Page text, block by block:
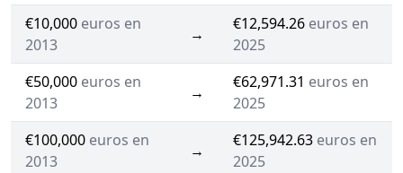
€10,000 euros en
2013
→
€12,594.26 euros en
2025
€50,000 euros en
2013
→
€62,971.31 euros en
2025
€100,000 euros en
2013
→
€125,942.63 euros en
2025